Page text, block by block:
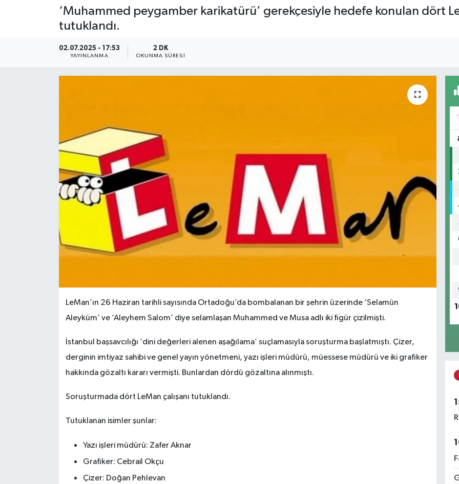
‘Muhammed peygamber karikatürü’ gerekçesiyle hedefe konulan dört
tutuklandı.
02.07.2025 - 17:53
YAYINLANMA
2 DK
OKUNMA SÜRESI
LeMan’ın 26 Haziran tarihli sayısında Ortadoğu’da bombalanan bir şehrin üzerinde ‘Selamün
Aleyküm’ ve ‘Aleyhem Salom’ diye selamlaşan Muhammed ve Musa adlı iki figür çizilmişti.
İstanbul başsavcılığı ‘dini değerleri alenen aşağılama’ suçlamasıyla soruşturma başlatmıştı. Çizer,
derginin imtiyaz sahibi ve genel yayın yönetmeni, yazı işleri müdürü, müessese müdürü ve iki grafiker
hakkında gözaltı kararı vermişti. Bunlardan dördü gözaltına alınmıştı.
Soruşturmada dört LeMan çalışanı tutuklandı.
Tutuklanan isimler şunlar:
Yazı işleri müdürü: Zafer Aknar
Grafiker: Cebrail Okçu
Çizer: Doğan Pehlevan